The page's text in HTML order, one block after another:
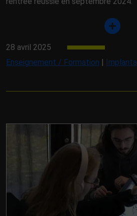
28 avril 2025
Enseignement / Formation |